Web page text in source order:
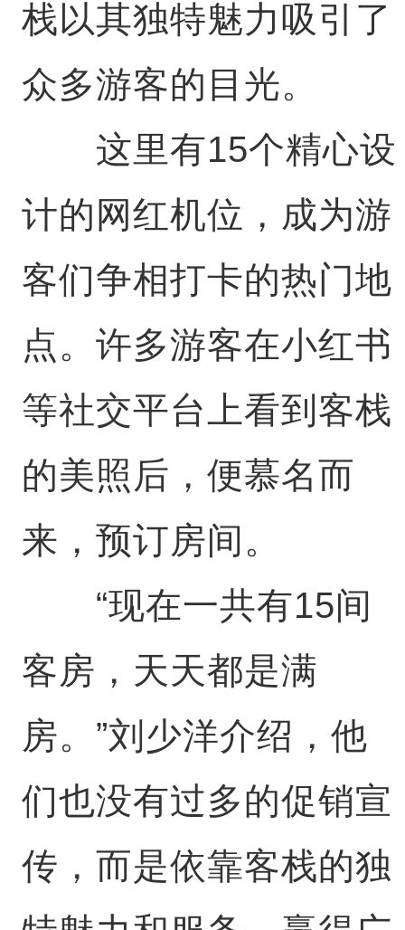
栈以其独特魅力吸引了
众多游客的目光。
这里有15个精心设
计的网红机位，成为游
客们争相打卡的热门地
点。许多游客在小红书
等社交平台上看到客栈
的美照后，便慕名而
来，预订房间。
“现在一共有15间
客房，天天都是满
房。”刘少洋介绍，他
们也没有过多的促销宣
传，而是依靠客栈的独